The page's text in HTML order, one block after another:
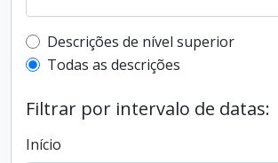
Filtro de descrição de nível
Descrições de nível superior
Todas as descrições
Filtrar por intervalo de datas:
Início